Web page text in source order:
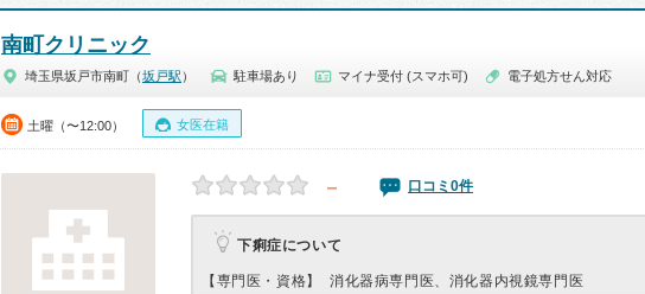
南町クリニック
埼玉県坂戸市南町（坂戸駅 ） 駐車場あり マイナ受付 (スマホ可) 電子処方せん対応
土曜（〜12:00） 女医在籍
－ 口コミ0件
下痢症について
【専門医・資格】 消化器病専門医、消化器内視鏡専門医